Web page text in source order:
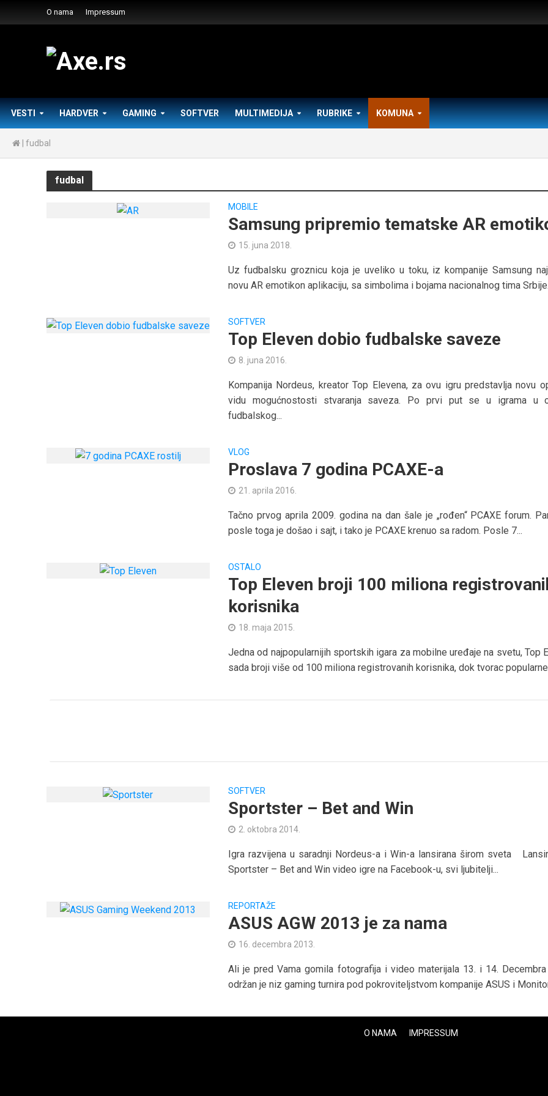
O nama Impressum
VESTI HARDVER GAMING SOFTVER MULTIMEDIJA RUBRIKE KOMUNA
fudbal
fudbal
MOBILE
Samsung pripremio tematske AR
15. juna 2018.
Uz fudbalsku groznicu koja je uveliko u toku, iz kompanije Samsung
novu AR emotikon aplikaciju, sa simbolima i bojama nacionalnog tima
SOFTVER
Top Eleven dobio fudbalske saveze
8. juna 2016.
Kompanija Nordeus, kreator Top Elevena, za ovu igru predstavlja novu
vidu mogućnostosti stvaranja saveza. Po prvi put se u igrama u
fudbalskog...
VLOG
Proslava 7 godina PCAXE-a
21. aprila 2016.
Tačno prvog aprila 2009. godina na dan šale je „rođen“ PCAXE forum.
posle toga je došao i sajt, i tako je PCAXE krenuo sa radom. Posle 7...
OSTALO
Top Eleven broji 100 miliona
korisnika
18. maja 2015.
Jedna od najpopularnijih sportskih igara za mobilne uređaje na svetu, Top
sada broji više od 100 miliona registrovanih korisnika, dok tvorac
SOFTVER
Sportster – Bet and Win
2. oktobra 2014.
Igra razvijena u saradnji Nordeus-a i Win-a lansirana širom sveta
Sportster – Bet and Win video igre na Facebook-u, svi ljubitelji...
REPORTAŽE
ASUS AGW 2013 je za nama
16. decembra 2013.
Ali je pred Vama gomila fotografija i video materijala 13. i 14. Decembra
održan je niz gaming turnira pod pokroviteljstvom kompanije ASUS i
O NAMA IMPRESSUM